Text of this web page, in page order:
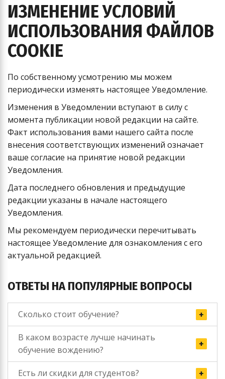
ИЗМЕНЕНИЕ УСЛОВИЙ
ИСПОЛЬЗОВАНИЯ ФАЙЛОВ
COOKIE
По собственному усмотрению мы можем
периодически изменять настоящее Уведомление.
Изменения в Уведомлении вступают в силу с
момента публикации новой редакции на сайте.
Факт использования вами нашего сайта после
внесения соответствующих изменений означает
ваше согласие на принятие новой редакции
Уведомления.
Дата последнего обновления и предыдущие
редакции указаны в начале настоящего
Уведомления.
Мы рекомендуем периодически перечитывать
настоящее Уведомление для ознакомления с его
актуальной редакцией.
ОТВЕТЫ НА ПОПУЛЯРНЫЕ ВОПРОСЫ
Сколько стоит обучение?
В каком возрасте лучше начинать
обучение вождению?
Есть ли скидки для студентов?